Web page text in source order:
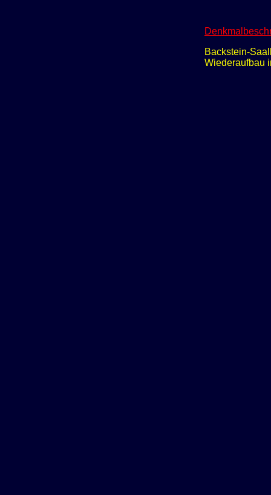
Backstein-
Wiederaufbau